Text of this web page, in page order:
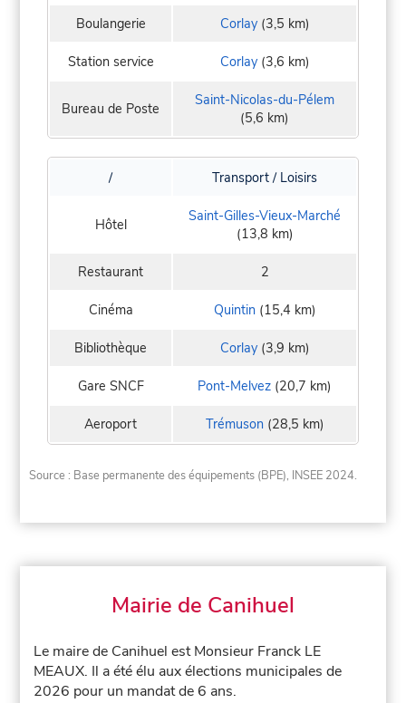
Boulangerie Corlay(3,5 km)
Station service Corlay(3,6 km)
Bureau de Poste
Saint-Nicolas-du-Pélem
(5,6 km)
/ Transport / Loisirs
Hôtel
Saint-Gilles-Vieux-Marché
(13,8 km)
Restaurant 2
Cinéma Quintin(15,4 km)
Bibliothèque Corlay(3,9 km)
Gare SNCF Pont-Melvez (20,7 km)
Aeroport Trémuson(28,5 km)
Source : Base permanente des équipements (BPE), INSEE 2024.
Mairie de Canihuel
Le maire de Canihuel est Monsieur Franck LE
MEAUX. Il a été élu aux élections municipales de
2026 pour un mandat de 6 ans.